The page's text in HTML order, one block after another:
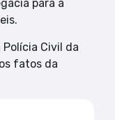
para a
Civil da
fatos da